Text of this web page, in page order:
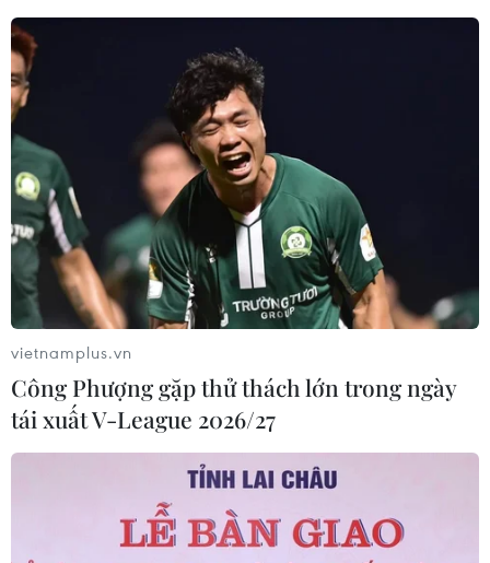
vietnamplus.vn
Công Phượng gặp thử thách lớn trong ngày
tái xuất V-League 2026/27